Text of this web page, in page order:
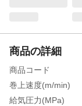
商品の詳細
商品コード
巻上速度(m/min)
給気圧力(MPa)